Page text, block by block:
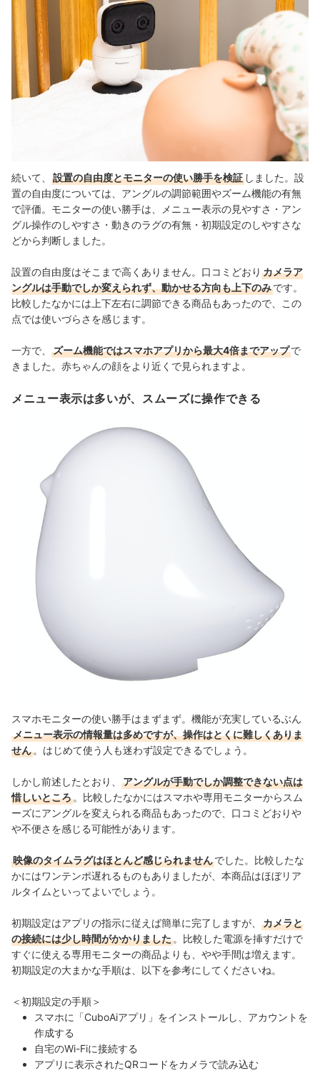
続いて、 設置の自由度とモニターの使い勝手を検証 しました。 設
置の自由度については、アングルの調節範囲やズーム機能の有無
で評価。モニターの使い勝手は、メニュー表示の見やすさ・アン
グル操作のしやすさ・動きのラグの有無・初期設定のしやすさな
どから判断しました。
設置の自由度はそこまで高くありません。口コミどおり カメラア
ングルは手動でしか変えられず、動かせる方向も上下のみです。
比較したなかには上下左右に調節できる商品もあったので、この
点では使いづらさを感じます。
一方で、 ズーム機能ではスマホアプリから最大4倍までアップで
きました。赤ちゃんの顔をより近くで見られますよ。
メニュー表示は多いが、スムーズに操作できる
スマホモニターの使い勝手はまずまず。機能が充実しているぶん
メニュー表示の情報量は多めですが、操作はとくに難しくありま
せん 。はじめて使う人も迷わず設定できるでしょう。
しかし前述したとおり、
アングルが手動でしか調整できない点は
惜しいところ 。比較したなかにはスマホや専用モニターからスム
ーズにアングルを変えられる商品もあったので、口コミどおりや
や不便さを感じる可能性があります。
映像のタイムラグはほとんど感じられませんでした。比較したな
かにはワンテンポ遅れるものもありましたが、本商品はほぼリア
ルタイムといってよいでしょう。
初期設定はアプリの指示に従えば簡単に完了しますが、
カメラと
の接続には少し時間がかかりました 。比較した電源を挿すだけで
すぐに使える専用モニターの商品よりも、やや手間は増えます。
初期設定の大まかな手順は、以下を参考にしてくださいね。
＜初期設定の手順＞
スマホに「CuboAiアプリ」をインストールし、アカウントを
作成する
自宅のWi-Fiに接続する
アプリに表示されたQRコードをカメラで読み込む